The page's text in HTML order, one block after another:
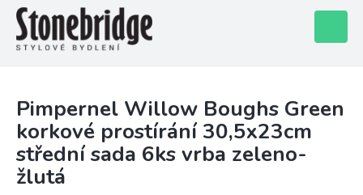
košík
Pimpernel Willow Boughs Green
korkové prostírání 30,5x23cm
střední sada 6ks vrba zeleno-
žlutá